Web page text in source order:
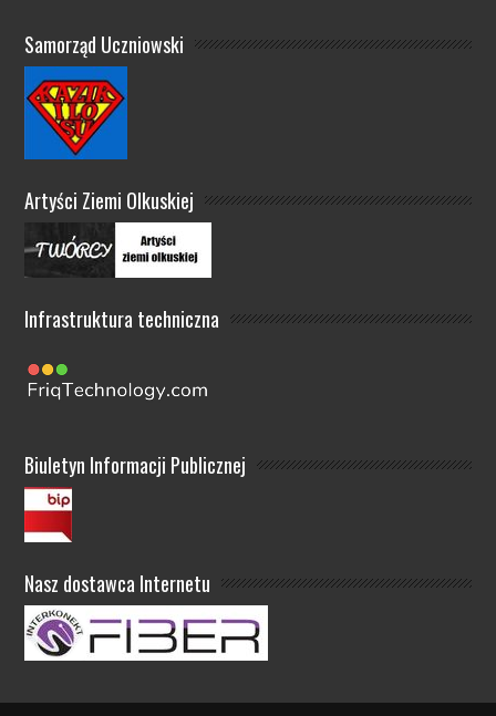
Samorząd Uczniowski
Artyści Ziemi Olkuskiej
Infrastruktura techniczna
Biuletyn Informacji Publicznej
Nasz dostawca Internetu